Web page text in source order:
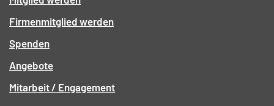
Firmenmitglied werden
Spenden
Angebote
Mitarbeit / Engagement